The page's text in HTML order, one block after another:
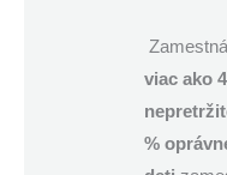
viac ako
%